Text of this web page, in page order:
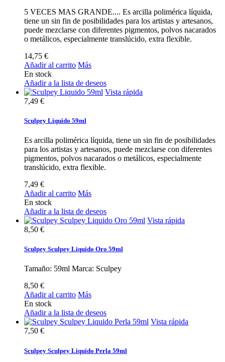
5 VECES MAS GRANDE.... Es arcilla polimérica líquida,
tiene un sin fin de posibilidades para los artistas y artesanos,
puede mezclarse con diferentes pigmentos, polvos nacarados
o metálicos, especialmente translúcido, extra flexible.
14,75 €
Añadir al carrito Más
En stock
Añadir a la lista de deseos
Vista rápida
7,49 €
Sculpey Liquido 59ml
Es arcilla polimérica líquida, tiene un sin fin de posibilidades
para los artistas y artesanos, puede mezclarse con diferentes
pigmentos, polvos nacarados o metálicos, especialmente
translúcido, extra flexible.
7,49 €
Añadir al carrito Más
En stock
Añadir a la lista de deseos
Vista rápida
8,50 €
Sculpey Sculpey Liquido Oro 59ml
Tamaño: 59ml Marca: Sculpey
8,50 €
Añadir al carrito Más
En stock
Añadir a la lista de deseos
Vista rápida
7,50 €
Sculpey Sculpey Liquido Perla 59ml